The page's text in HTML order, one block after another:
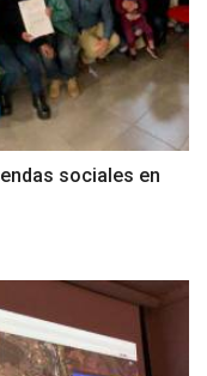
sociales en